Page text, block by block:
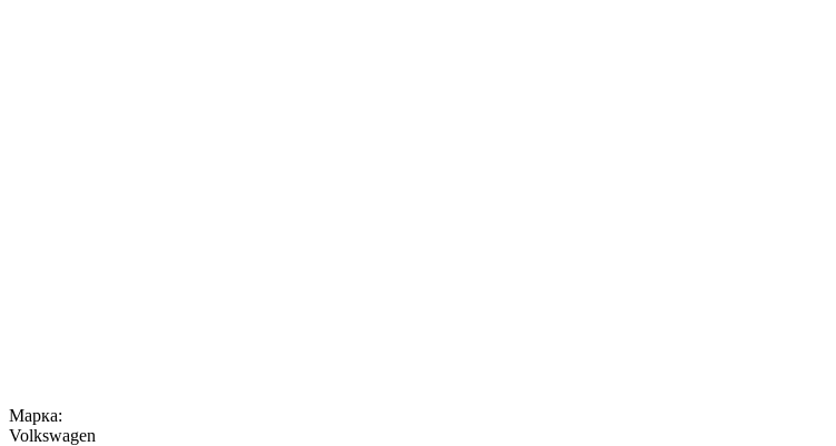
Марка:
Volkswagen